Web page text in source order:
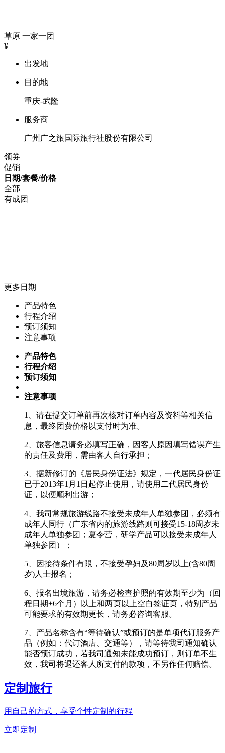
草原 一家一团
¥
出发地
目的地
重庆-武隆
服务商
广州广之旅国际旅行社股份有限公司
领券
促销
日期/套餐/价格
全部
有成团
更多日期
产品特色
行程介绍
预订须知
注意事项
产品特色
行程介绍
预订须知
注意事项
1、请在提交订单前再次核对订单内容及资料等相关信
息，最终团费价格以支付时为准。
2、旅客信息请务必填写正确，因客人原因填写错误产生
的责任及费用，需由客人自行承担；
3、据新修订的《居民身份证法》规定，一代居民身份证
已于2013年1月1日起停止使用，请使用二代居民身份
证，以便顺利出游；
4、我司常规旅游线路不接受未成年人单独参团，必须有
成年人同行（广东省内的旅游线路则可接受15-18周岁未
成年人单独参团；夏令营，研学产品可以接受未成年人
单独参团）；
5、因接待条件有限，不接受孕妇及80周岁以上(含80周
岁)人士报名；
6、报名出境旅游，请务必检查护照的有效期至少为（回
程日期+6个月）以上和两页以上空白签证页，特别产品
可能要求的有效期更长，请务必咨询客服。
7、产品名称含有“等待确认”或预订的是单项代订服务产
品（例如：代订酒店、交通等），请等待我司通知确认
能否预订成功，若我司通知未能成功预订，则订单不生
效，我司将退还客人所支付的款项，不另作任何赔偿。
定制旅行
用自己的方式，享受个性定制的行程
立即定制